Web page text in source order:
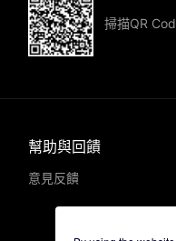
掃描QR
幫助與回饋
意見反饋